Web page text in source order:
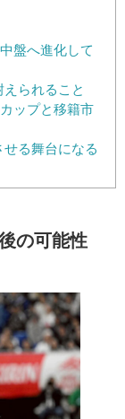
盤へ進化して
られること
ップと移籍市
る舞台になる
の可能性